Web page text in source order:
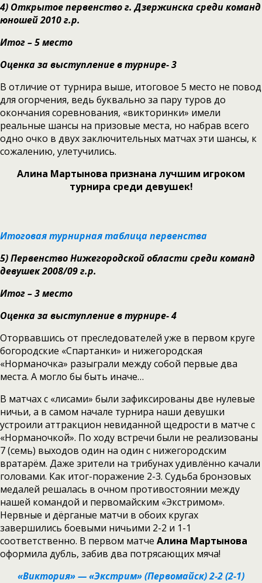
4) Открытое первенство г. Дзержинска среди команд
юношей 2010 г.р.
Итог – 5 место
Оценка за выступление в турнире- 3
В отличие от турнира выше, итоговое 5 место не повод
для огорчения, ведь буквально за пару туров до
окончания соревнования, «викторинки» имели
реальные шансы на призовые места, но набрав всего
одно очко в двух заключительных матчах эти шансы, к
сожалению, улетучились.
Алина Мартынова признана лучшим игроком
турнира среди девушек!
Итоговая турнирная таблица первенства
5)Первенство Нижегородской области среди команд
девушек 2008/09 г.р.
Итог – 3 место
Оценка за выступление в турнире- 4
Оторвавшись от преследователей уже в первом круге
богородские «Спартанки» и нижегородская
«Норманочка» разыграли между собой первые два
места. А могло бы быть иначе…
В матчах с «лисами» были зафиксированы две нулевые
ничьи, а в самом начале турнира наши девушки
устроили аттракцион невиданной щедрости в матче с
«Норманочкой». По ходу встречи были не реализованы
7 (семь) выходов один на один с нижегородским
вратарём. Даже зрители на трибунах удивлённо качали
головами. Как итог-поражение 2-3. Судьба бронзовых
медалей решалась в очном противостоянии между
нашей командой и первомайским «Экстримом».
Нервные и дёрганые матчи в обоих кругах
завершились боевыми ничьими 2-2 и 1-1
соответственно. В первом матче Алина Мартынова
оформила дубль, забив два потрясающих мяча!
«Виктория» — «Экстрим» (Первомайск) 2-2 (2-1)